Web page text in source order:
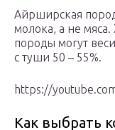
Айрширская
молока, а не
породы могут
с туши 50 – 55%.
https://
Как выбрать